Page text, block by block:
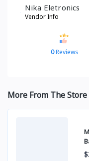
Nika Eletronics
Vendor Info
0Reviews
More From The Store